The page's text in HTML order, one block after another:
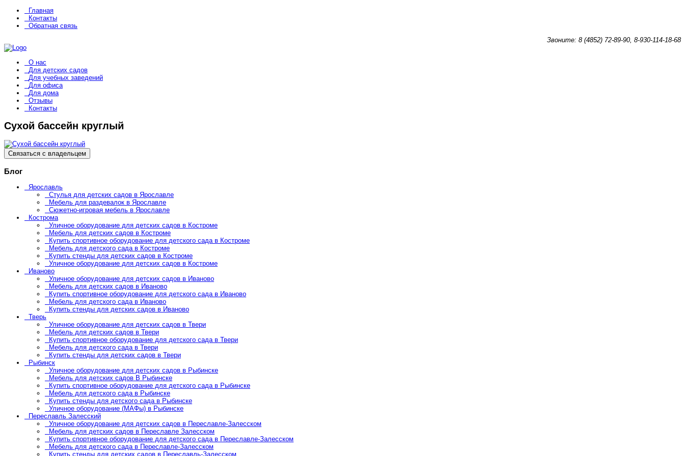
Главная
Контакты
Обратная связь
Звоните: 8 (4852) 72-89-90, 8-930-114-18-68
О нас
Для детских садов
Для учебных заведений
Для офиса
Для дома
Отзывы
Контакты
Сухой бассейн круглый
Связаться с владельцем
Блог
Ярославль
Стулья для детских садов в Ярославле
Мебель для раздевалок в Ярославле
Сюжетно-игровая мебель в Ярославле
Кострома
Уличное оборудование для детских садов в Костроме
Мебель для детских садов в Костроме
Купить спортивное оборудование для детского сада в Костроме
Мебель для детского сада в Костроме
Купить стенды для детских садов в Костроме
Уличное оборудование для детских садов в Костроме
Иваново
Уличное оборудование для детских садов в Иваново
Мебель для детских садов в Иваново
Купить спортивное оборудование для детского сада в Иваново
Мебель для детского сада в Иваново
Купить стенды для детских садов в Иваново
Тверь
Уличное оборудование для детских садов в Твери
Мебель для детских садов в Твери
Купить спортивное оборудование для детского сада в Твери
Мебель для детского сада в Твери
Купить стенды для детских садов в Твери
Рыбинск
Уличное оборудование для детских садов в Рыбинске
Мебель для детских садов В Рыбинске
Купить спортивное оборудование для детского сада в Рыбинске
Мебель для детского сада в Рыбинске
Купить стенды для детского сада в Рыбинске
Уличное оборудование (МАФы) в Рыбинске
Переславль Залесский
Уличное оборудование для детских садов в Переславле-Залесском
Мебель для детских садов в Переславле Залесском
Купить спортивное оборудование для детского сада в Переславле-Залесском
Мебель для детского сада в Переславле-Залесском
Купить стенды для детских садов в Переславль-Залесском